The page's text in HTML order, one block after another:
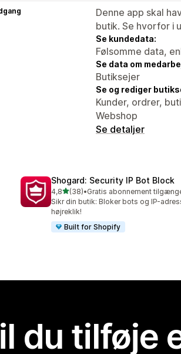
Denne app skal
butik. Se hvorfor i
Se kundedata:
Følsomme data,
Se data om
Butiksejer
Se og rediger
Kunder, ordrer,
Webshop
Se detaljer
Shogard: Security IP Bot Block
4,8ud af 5 stjerner
(38)
38 anmeldelser i alt
•Gratis abonnement
Sikr din butik: Bloker bots og IP-
højreklik!
Built for Shopify
du tilføje